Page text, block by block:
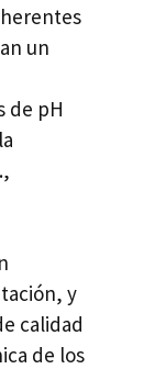
un
de pH
y
calidad
de los